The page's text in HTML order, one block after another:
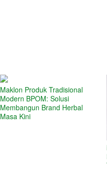
Maklon Produk Tradisional
Modern BPOM: Solusi
Membangun Brand Herbal
Masa Kini